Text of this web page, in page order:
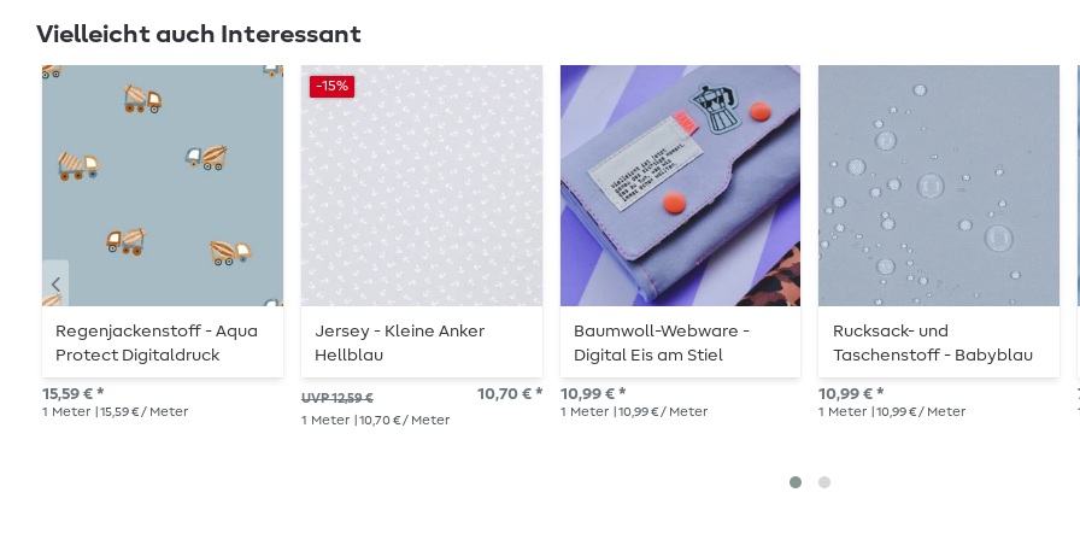
Vielleicht auch Interessant
Regenjackenstoff - Aqua
Protect Digitaldruck
Lastwagen Blau
15,59 € *
1 Meter | 15,59 € / Meter
-15%
Jersey - Kleine Anker
Hellblau
UVP 12,59 € 10,70 € *
1 Meter | 10,70 € / Meter
Baumwoll-Webware -
Digital Eis am Stiel
Hellblau
10,99 € *
1 Meter | 10,99 € / Meter
Rucksack- und
Taschenstoff - Babyblau
10,99 € *
1 Meter | 10,99 € / Meter